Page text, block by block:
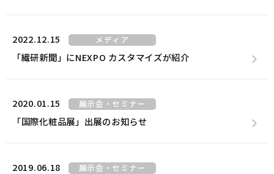
2022.12.15 メディア
「繊研新聞」にNEXPO カスタマイズが紹介
2020.01.15 展示会・セミナー
「国際化粧品展」出展のお知らせ
2019.06.18 展示会・セミナー